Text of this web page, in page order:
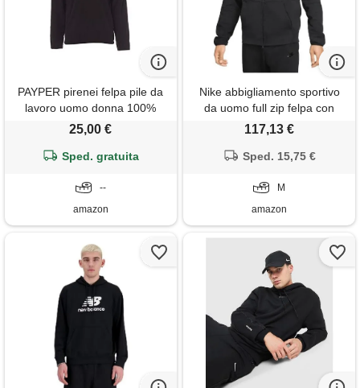
PAYPER pirenei felpa pile da
lavoro uomo donna 100%
poliestere mezza chiusura zip
frontale nero (xl)
25,00 €
Sped. gratuita
--
amazon
Nike abbigliamento sportivo
da uomo full zip felpa con
cappuccio tech pile cotone
taglia m, nero, m
117,13 €
Sped. 15,75 €
M
amazon